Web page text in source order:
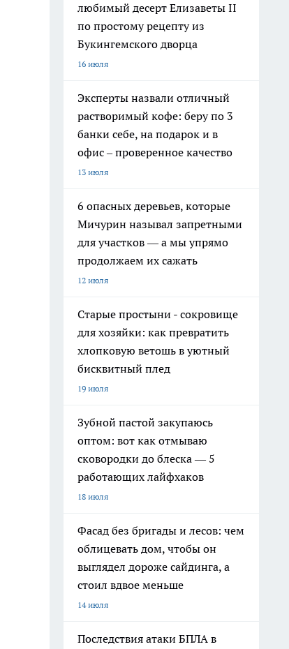
любимый десерт Елизаветы II
по простому рецепту из
Букингемского дворца
16 июля
Эксперты назвали отличный
растворимый кофе: беру по 3
банки себе, на подарок и в
офис – проверенное качество
13 июля
6 опасных деревьев, которые
Мичурин называл запретными
для участков — а мы упрямо
продолжаем их сажать
12 июля
Старые простыни - сокровище
для хозяйки: как превратить
хлопковую ветошь в уютный
бисквитный плед
19 июля
Зубной пастой закупаюсь
оптом: вот как отмываю
сковородки до блеска — 5
работающих лайфхаков
18 июля
Фасад без бригады и лесов: чем
облицевать дом, чтобы он
выглядел дороже сайдинга, а
стоил вдвое меньше
14 июля
Последствия атаки БПЛА в